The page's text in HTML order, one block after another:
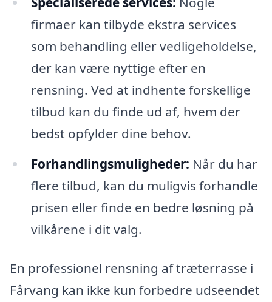
firmaer kan tilbyde ekstra services
som behandling eller vedligeholdelse,
der kan være nyttige efter en
rensning. Ved at indhente forskellige
tilbud kan du finde ud af, hvem der
bedst opfylder dine behov.
Forhandlingsmuligheder: Når du har
flere tilbud, kan du muligvis forhandle
prisen eller finde en bedre løsning på
vilkårene i dit valg.
En professionel rensning af træterrasse i
Fårvang kan ikke kun forbedre udseendet